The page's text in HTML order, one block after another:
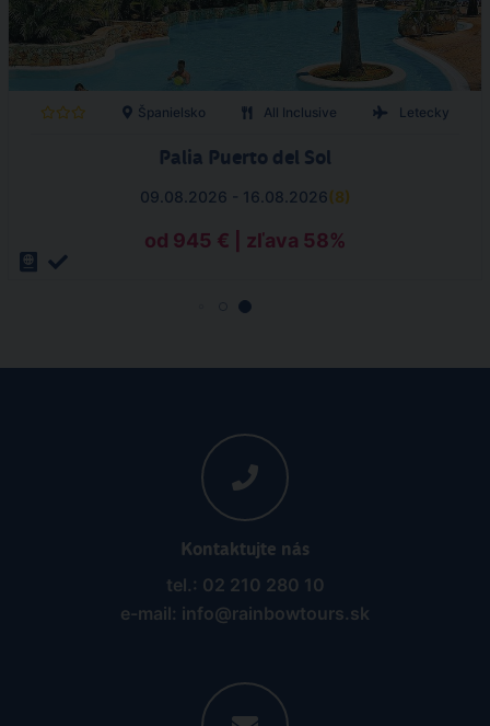
Španielsko All Inclusive Letecky
Palia Puerto del Sol
09.08.2026 - 16.08.2026(8)
od 945 € | zľava 58%
Kontaktujte nás
tel.: 02 210 280 10
e-mail: info@rainbowtours.sk